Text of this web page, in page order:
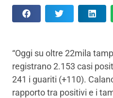
“Oggi su oltre 22mila
registrano 2.153 casi
241 i guariti (+110).
rapporto tra positivi e i